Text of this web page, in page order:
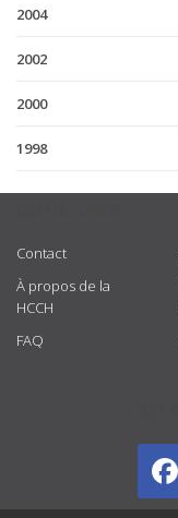
2004
2002
2000
1998
Contact
À propos de la
HCCH
FAQ